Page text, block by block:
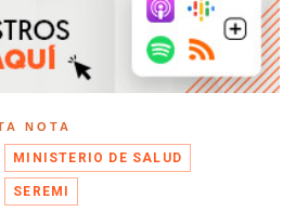
NOTA
MINISTERIO DE SALUD
SEREMI